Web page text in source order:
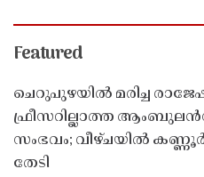
Featured
ചെറുപുഴയിൽ മരിച്ച
ഫ്രീസറില്ലാത്ത
സംഭവം; വീഴ്ചയിൽ
തേടി